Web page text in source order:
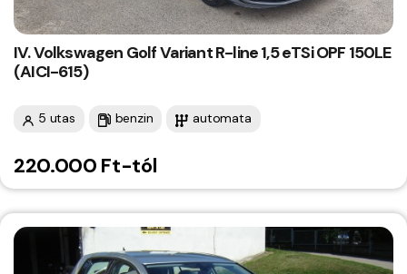
IV. Volkswagen Golf Variant R-line 1,5 eTSi OPF 150LE
(AICI-615)
5 utas benzin automata
220.000 Ft-tól